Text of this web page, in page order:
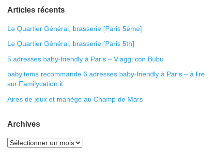
Articles récents
Le Quartier Général, brasserie [Paris 5ème]
Le Quartier Général, brasserie [Paris 5th]
5 adresses baby-friendly à Paris – Viaggi con Bubu
baby’tems recommande 6 adresses baby-friendly à Paris – à lire
sur Familycation.it
Aires de jeux et manège au Champ de Mars
Archives